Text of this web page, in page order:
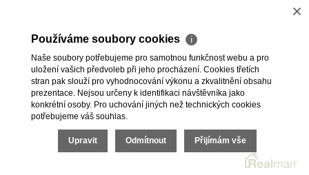
×
Používáme soubory cookies ℹ
Naše soubory potřebujeme pro samotnou funkčnost webu a pro
uložení vašich předvoleb při jeho procházení. Cookies třetích
stran pak slouží pro vyhodnocování výkonu a zkvalitnění obsahu
prezentace. Nejsou určeny k identifikaci návštěvníka jako
konkrétní osoby. Pro uchování jiných než technických cookies
potřebujeme váš souhlas.
Upravit Odmítnout Přijímám vše